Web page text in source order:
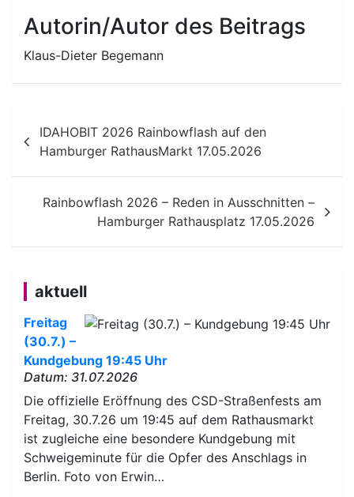
Autorin/Autor des Beitrags
Klaus-Dieter Begemann
Beitragsnavigation
IDAHOBIT 2026 Rainbowflash auf den
Hamburger RathausMarkt 17.05.2026
Rainbowflash 2026 – Reden in Ausschnitten –
Hamburger Rathausplatz 17.05.2026
aktuell
Freitag
(30.7.) –
Kundgebung 19:45 Uhr
Datum: 31.07.2026
Die offizielle Eröffnung des CSD-Straßenfests am
Freitag, 30.7.26 um 19:45 auf dem Rathausmarkt
ist zugleiche eine besondere Kundgebung mit
Schweigeminute für die Opfer des Anschlags in
Berlin. Foto von Erwin…